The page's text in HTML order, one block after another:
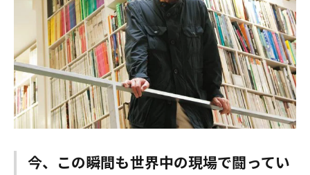
今、この瞬間も世界中の現場で闘ってい